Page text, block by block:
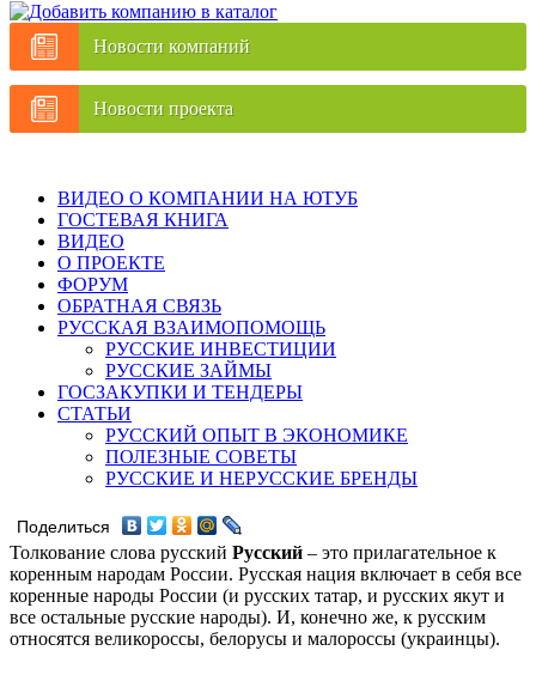
Новости компаний
Новости проекта
ВИДЕО О КОМПАНИИ НА ЮТУБ
ГОСТЕВАЯ КНИГА
ВИДЕО
О ПРОЕКТЕ
ФОРУМ
ОБРАТНАЯ СВЯЗЬ
РУССКАЯ ВЗАИМОПОМОЩЬ
РУССКИЕ ИНВЕСТИЦИИ
РУССКИЕ ЗАЙМЫ
ГОСЗАКУПКИ И ТЕНДЕРЫ
СТАТЬИ
РУССКИЙ ОПЫТ В ЭКОНОМИКЕ
ПОЛЕЗНЫЕ СОВЕТЫ
РУССКИЕ И НЕРУССКИЕ БРЕНДЫ
Поделиться
Толкование слова русский Русский – это прилагательное к
коренным народам России. Русская нация включает в себя все
коренные народы России (и русских татар, и русских якут и
все остальные русские народы). И, конечно же, к русским
относятся великороссы, белорусы и малороссы (украинцы).